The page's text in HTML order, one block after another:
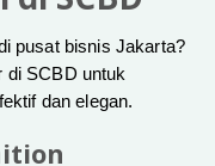
pusat bisnis Jakarta?
di SCBD untuk
dan elegan.